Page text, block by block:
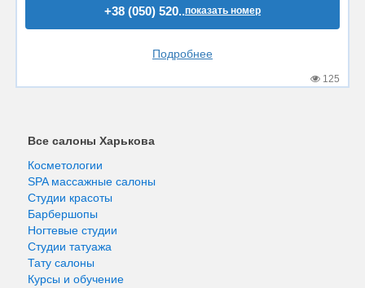
+38 (050) 520..показать номер
Подробнее
125
Все салоны Харькова
Косметологии
SPA массажные салоны
Студии красоты
Барбершопы
Ногтевые студии
Студии татуажа
Тату салоны
Курсы и обучение